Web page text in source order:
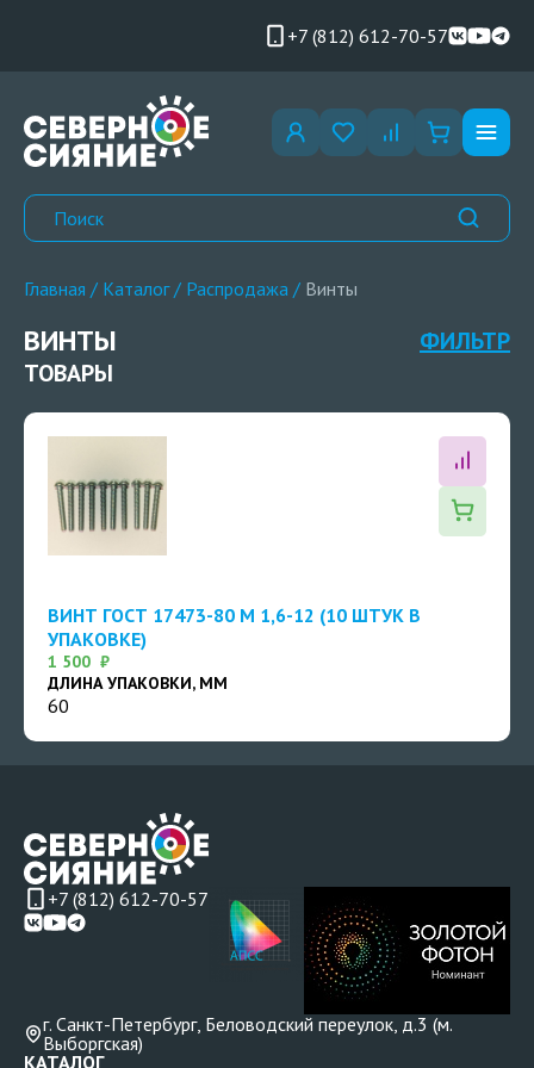
+7 (812) 612-70-57
Главная / Каталог/ Распродажа / Винты
ВИНТЫ
ФИЛЬТР
ТОВАРЫ
ВИНТ ГОСТ 17473-80 М 1,6-12 (10 ШТУК В
УПАКОВКЕ)
1 500 ₽
ДЛИНА УПАКОВКИ, ММ
60
+7 (812) 612-70-57
г. Санкт-Петербург, Беловодский переулок, д.3 (м.
Выборгская)
КАТАЛОГ